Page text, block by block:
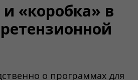
«коробка» в
о программах для